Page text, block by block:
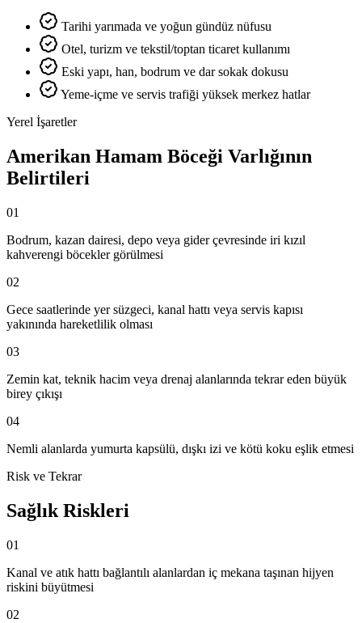
Tarihi yarımada ve yoğun gündüz nüfusu
Otel, turizm ve tekstil/toptan ticaret kullanımı
Eski yapı, han, bodrum ve dar sokak dokusu
Yeme-içme ve servis trafiği yüksek merkez hatlar
Yerel İşaretler
Amerikan Hamam Böceği Varlığının
Belirtileri
01
Bodrum, kazan dairesi, depo veya gider çevresinde iri kızıl
kahverengi böcekler görülmesi
02
Gece saatlerinde yer süzgeci, kanal hattı veya servis kapısı
yakınında hareketlilik olması
03
Zemin kat, teknik hacim veya drenaj alanlarında tekrar eden büyük
birey çıkışı
04
Nemli alanlarda yumurta kapsülü, dışkı izi ve kötü koku eşlik etmesi
Risk ve Tekrar
Sağlık Riskleri
01
Kanal ve atık hattı bağlantılı alanlardan iç mekana taşınan hijyen
riskini büyütmesi
02